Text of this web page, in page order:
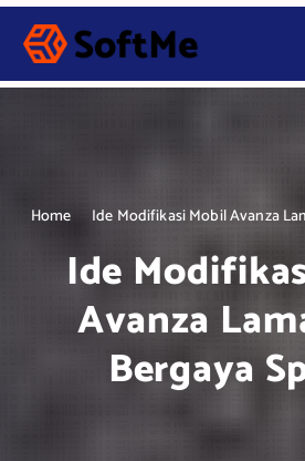
S
p
Home Ide Modifikasi Mobil Avanza
Ide
Avanza
Bergaya